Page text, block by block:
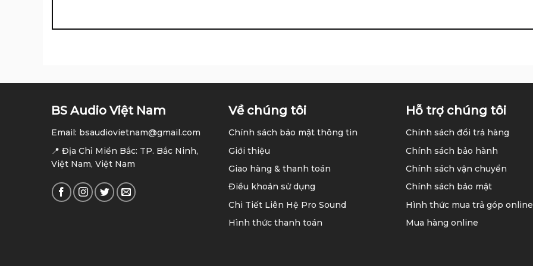
BS Audio Việt Nam
Email: bsaudiovietnam@gmail.com
📍 Địa Chỉ Miền Bắc: TP. Bắc Ninh,
Việt Nam, Việt Nam
Về chúng tôi
Chính sách bảo mật thông tin
Giới thiệu
Giao hàng & thanh toán
Điều khoản sử dụng
Chi Tiết Liên Hệ Pro Sound
Hình thức thanh toán
Hỗ trợ chúng tôi
Chính sách đổi trả hàng
Chính sách bảo hành
Chính sách vận chuyển
Chính sách bảo mật
Hình thức mua trả góp online
Mua hàng online